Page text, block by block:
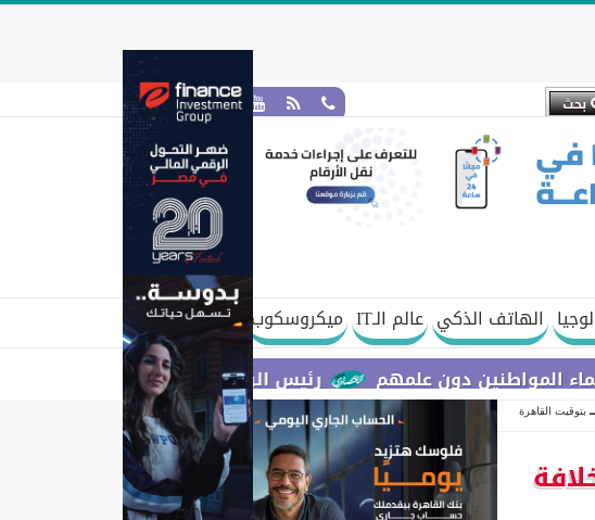
الهاتف الذكي عالم الـIT
ميكروسكوب
رئيس الوزراء يستعرض مقترح مشروع قانون
دون علمهم
بتوقيت القاهرة